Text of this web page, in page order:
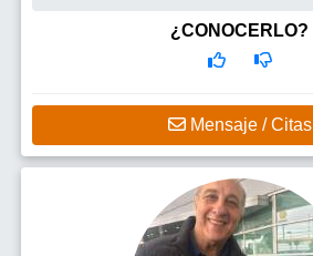
¿CONOCERLO?
Mensaje / Citas